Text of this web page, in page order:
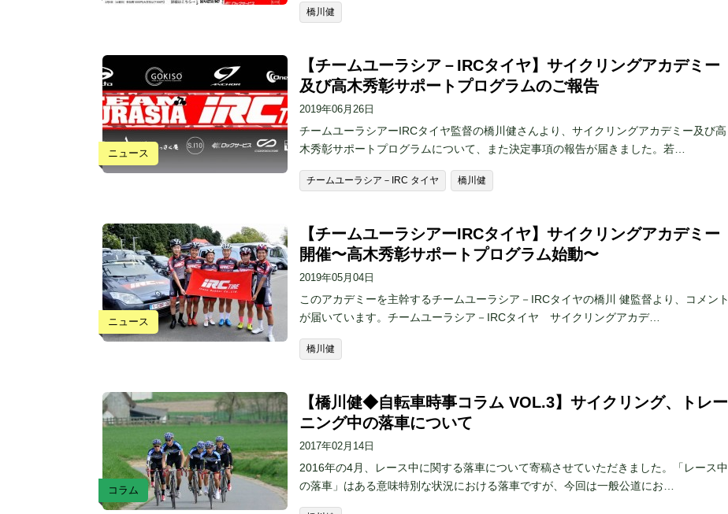
橋川健
ニュース
【チームユーラシア－IRCタイヤ】サイクリングアカデミー
及び高木秀彰サポートプログラムのご報告
2019年06月26日
チームユーラシアーIRCタイヤ監督の橋川健さんより、サイクリングアカデミー及び高
木秀彰サポートプログラムについて、また決定事項の報告が届きました。若…
チームユーラシア－IRC タイヤ 橋川健
ニュース
【チームユーラシアーIRCタイヤ】サイクリングアカデミー
開催〜高木秀彰サポートプログラム始動〜
2019年05月04日
このアカデミーを主幹するチームユーラシア－IRCタイヤの橋川 健監督より、コメント
が届いています。チームユーラシア－IRCタイヤ サイクリングアカデ…
橋川健
コラム
【橋川健◆自転車時事コラム VOL.3】サイクリング、トレー
ニング中の落車について
2017年02月14日
2016年の4月、レース中に関する落車について寄稿させていただきました。「レース中
の落車」はある意味特別な状況における落車ですが、今回は一般公道にお…